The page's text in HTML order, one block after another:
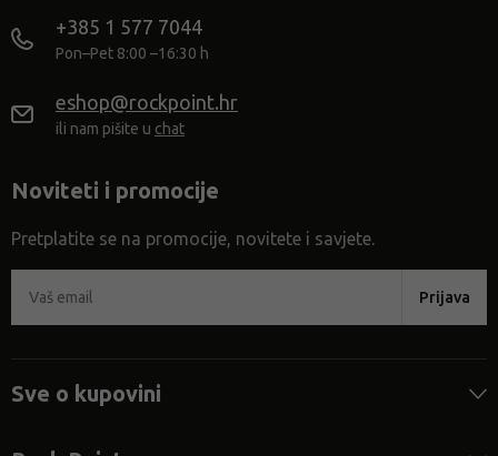
+385 1 577 7044
Pon–Pet 8:00 –16:30 h
eshop@rockpoint.hr
ili nam pišite u chat
Noviteti i promocije
Pretplatite se na promocije, novitete i savjete.
Prijava
Sve o kupovini